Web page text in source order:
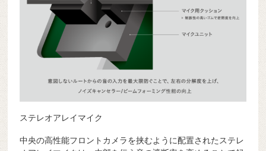
ステレオアレイマイク
中央の高性能フロントカメラを挟むように配置されたステレ